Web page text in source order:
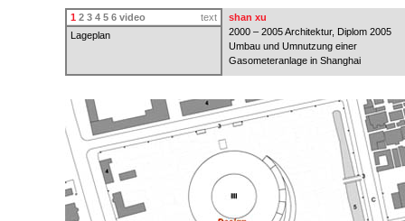
1 2 3 4 5 6 video
text
Lageplan
shan xu
2000 – 2005 Architektur, Diplom 2005
Umbau und Umnutzung einer
Gasometeranlage in Shanghai